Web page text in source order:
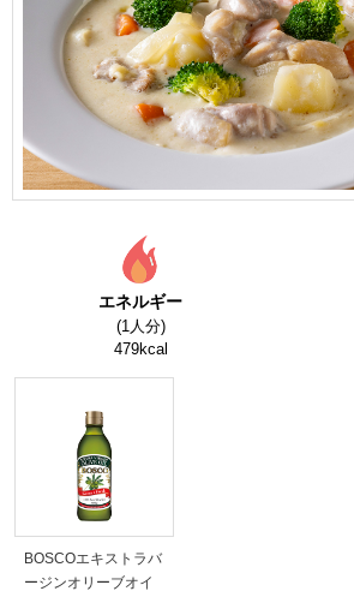
エネルギー
(1人分)
479kcal
BOSCOエキストラバ
ージンオリーブオイ